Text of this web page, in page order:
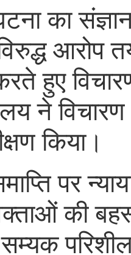
का
आरोप
हुए
ने
किया।
पर
की
सम्यक